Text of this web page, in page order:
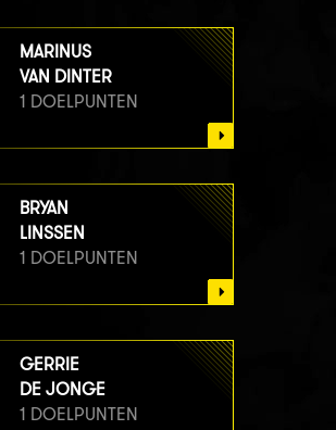
MARINUS
VAN DINTER
1 DOELPUNTEN
BRYAN
LINSSEN
1 DOELPUNTEN
GERRIE
DE JONGE
1 DOELPUNTEN